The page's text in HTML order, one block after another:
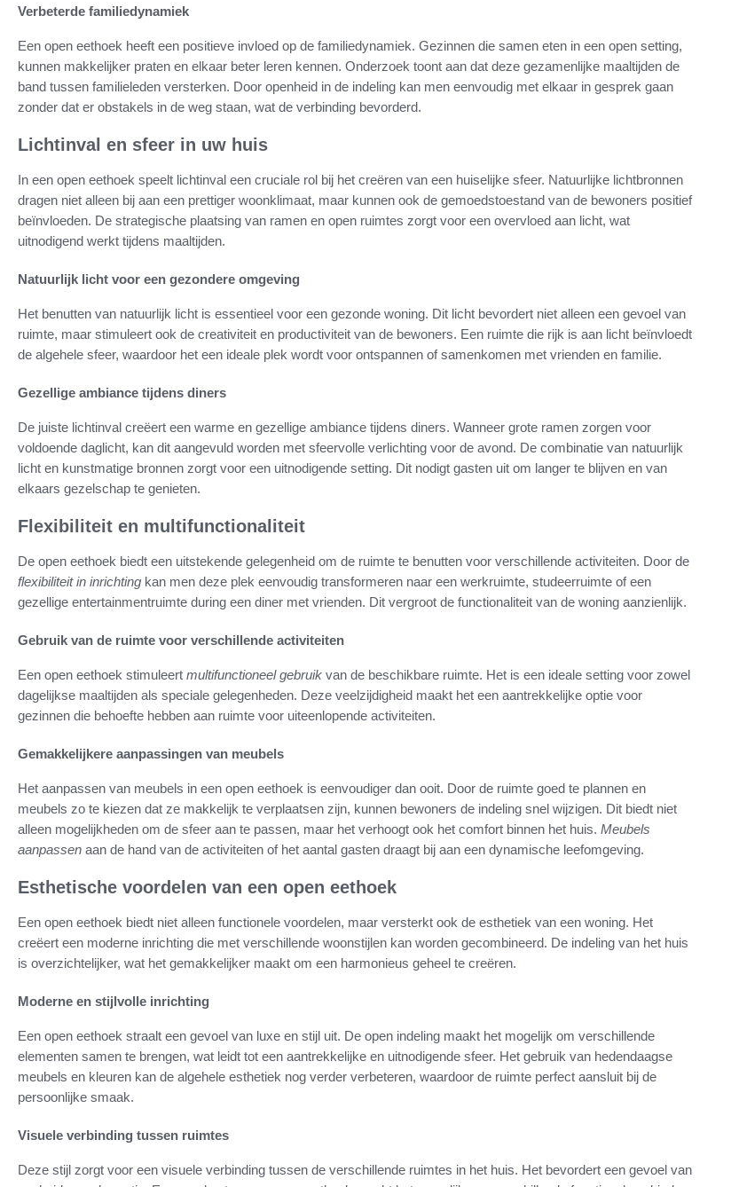
Verbeterde familiedynamiek
Een open eethoek heeft een positieve invloed op de familiedynamiek. Gezinnen die samen eten in een open setting,
kunnen makkelijker praten en elkaar beter leren kennen. Onderzoek toont aan dat deze gezamenlijke maaltijden de
band tussen familieleden versterken. Door openheid in de indeling kan men eenvoudig met elkaar in gesprek gaan
zonder dat er obstakels in de weg staan, wat de verbinding bevorderd.
Lichtinval en sfeer in uw huis
In een open eethoek speelt lichtinval een cruciale rol bij het creëren van een huiselijke sfeer. Natuurlijke lichtbronnen
dragen niet alleen bij aan een prettiger woonklimaat, maar kunnen ook de gemoedstoestand van de bewoners positief
beïnvloeden. De strategische plaatsing van ramen en open ruimtes zorgt voor een overvloed aan licht, wat
uitnodigend werkt tijdens maaltijden.
Natuurlijk licht voor een gezondere omgeving
Het benutten van natuurlijk licht is essentieel voor een gezonde woning. Dit licht bevordert niet alleen een gevoel van
ruimte, maar stimuleert ook de creativiteit en productiviteit van de bewoners. Een ruimte die rijk is aan licht beïnvloedt
de algehele sfeer, waardoor het een ideale plek wordt voor ontspannen of samenkomen met vrienden en familie.
Gezellige ambiance tijdens diners
De juiste lichtinval creëert een warme en gezellige ambiance tijdens diners. Wanneer grote ramen zorgen voor
voldoende daglicht, kan dit aangevuld worden met sfeervolle verlichting voor de avond. De combinatie van natuurlijk
licht en kunstmatige bronnen zorgt voor een uitnodigende setting. Dit nodigt gasten uit om langer te blijven en van
elkaars gezelschap te genieten.
Flexibiliteit en multifunctionaliteit
De open eethoek biedt een uitstekende gelegenheid om de ruimte te benutten voor verschillende activiteiten. Door de
flexibiliteit in inrichting kan men deze plek eenvoudig transformeren naar een werkruimte, studeerruimte of een
gezellige entertainmentruimte during een diner met vrienden. Dit vergroot de functionaliteit van de woning aanzienlijk.
Gebruik van de ruimte voor verschillende activiteiten
Een open eethoek stimuleert multifunctioneel gebruik van de beschikbare ruimte. Het is een ideale setting voor zowel
dagelijkse maaltijden als speciale gelegenheden. Deze veelzijdigheid maakt het een aantrekkelijke optie voor
gezinnen die behoefte hebben aan ruimte voor uiteenlopende activiteiten.
Gemakkelijkere aanpassingen van meubels
Het aanpassen van meubels in een open eethoek is eenvoudiger dan ooit. Door de ruimte goed te plannen en
meubels zo te kiezen dat ze makkelijk te verplaatsen zijn, kunnen bewoners de indeling snel wijzigen. Dit biedt niet
alleen mogelijkheden om de sfeer aan te passen, maar het verhoogt ook het comfort binnen het huis. Meubels
aanpassen aan de hand van de activiteiten of het aantal gasten draagt bij aan een dynamische leefomgeving.
Esthetische voordelen van een open eethoek
Een open eethoek biedt niet alleen functionele voordelen, maar versterkt ook de esthetiek van een woning. Het
creëert een moderne inrichting die met verschillende woonstijlen kan worden gecombineerd. De indeling van het huis
is overzichtelijker, wat het gemakkelijker maakt om een harmonieus geheel te creëren.
Moderne en stijlvolle inrichting
Een open eethoek straalt een gevoel van luxe en stijl uit. De open indeling maakt het mogelijk om verschillende
elementen samen te brengen, wat leidt tot een aantrekkelijke en uitnodigende sfeer. Het gebruik van hedendaagse
meubels en kleuren kan de algehele esthetiek nog verder verbeteren, waardoor de ruimte perfect aansluit bij de
persoonlijke smaak.
Visuele verbinding tussen ruimtes
Deze stijl zorgt voor een visuele verbinding tussen de verschillende ruimtes in het huis. Het bevordert een gevoel van